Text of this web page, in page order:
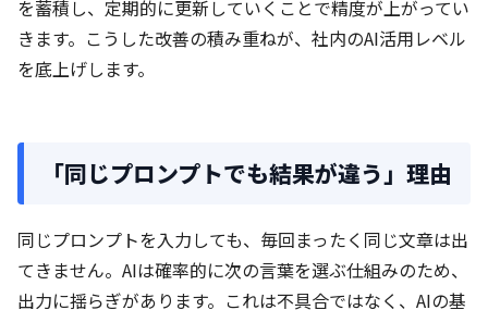
を蓄積し、定期的に更新していくことで精度が上がってい
きます。こうした改善の積み重ねが、社内のAI活用レベル
を底上げします。
「同じプロンプトでも結果が違う」理由
同じプロンプトを入力しても、毎回まったく同じ文章は出
てきません。AIは確率的に次の言葉を選ぶ仕組みのため、
出力に揺らぎがあります。これは不具合ではなく、AIの基